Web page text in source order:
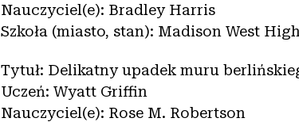
Nauczyciel(e): Bradley Harris
Szkoła (miasto, stan): Madison West
Tytuł: Delikatny upadek muru
Uczeń: Wyatt Griffin
Nauczyciel(e): Rose M. Robertson